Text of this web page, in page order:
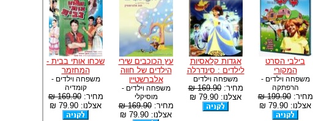
בילבי הסרט
המקורי
משפחה וילדים -
הרפתקה
מחיר:199.90 ₪
אצלנו: 79.90 ₪
אגדות קלאסיות
לילדים : סינדרלה
משפחה וילדים
מחיר:169.90 ₪
אצלנו: 79.90 ₪
עץ הכוכבים שירי
הילדים של חווה
אלברשטיין
משפחה וילדים -
מוסיקלי
מחיר:169.90 ₪
אצלנו: 79.90 ₪
שכחו אותי בבית -
המחזמר
משפחה וילדים -
קומדיה
מחיר:169.90 ₪
אצלנו: 79.90 ₪